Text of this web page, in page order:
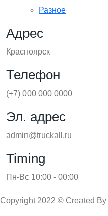
Разное
Адрес
Красноярск
Телефон
(+7) 000 000 0000
Эл. адрес
admin@truckall.ru
Timing
Пн-Вс 10:00 - 00:00
Copyright 2022 © Created By